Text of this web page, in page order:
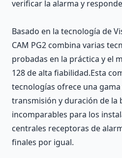
verificar la alarma y
Basado en la tecnología de
CAM PG2 combina varias
probadas en la práctica y el
128 de alta fiabilidad.Esta
tecnologías ofrece una
transmisión y duración de la
incomparables para los
centrales receptoras de
finales por igual.